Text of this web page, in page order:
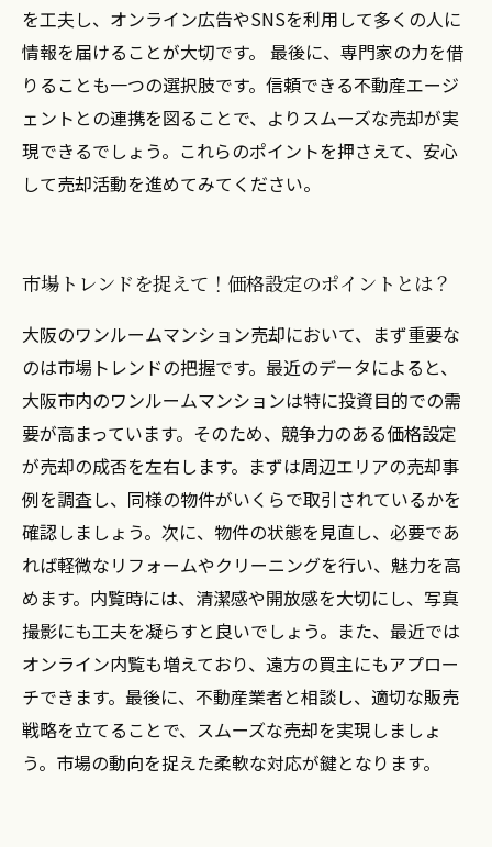
を工夫し、オンライン広告やSNSを利用して多くの人に
情報を届けることが大切です。 最後に、専門家の力を借
りることも一つの選択肢です。信頼できる不動産エージ
ェントとの連携を図ることで、よりスムーズな売却が実
現できるでしょう。これらのポイントを押さえて、安心
して売却活動を進めてみてください。
市場トレンドを捉えて！価格設定のポイントとは？
大阪のワンルームマンション売却において、まず重要な
のは市場トレンドの把握です。最近のデータによると、
大阪市内のワンルームマンションは特に投資目的での需
要が高まっています。そのため、競争力のある価格設定
が売却の成否を左右します。まずは周辺エリアの売却事
例を調査し、同様の物件がいくらで取引されているかを
確認しましょう。次に、物件の状態を見直し、必要であ
れば軽微なリフォームやクリーニングを行い、魅力を高
めます。内覧時には、清潔感や開放感を大切にし、写真
撮影にも工夫を凝らすと良いでしょう。また、最近では
オンライン内覧も増えており、遠方の買主にもアプロー
チできます。最後に、不動産業者と相談し、適切な販売
戦略を立てることで、スムーズな売却を実現しましょ
う。市場の動向を捉えた柔軟な対応が鍵となります。